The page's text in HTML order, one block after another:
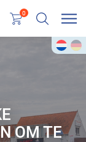
0
OM TE